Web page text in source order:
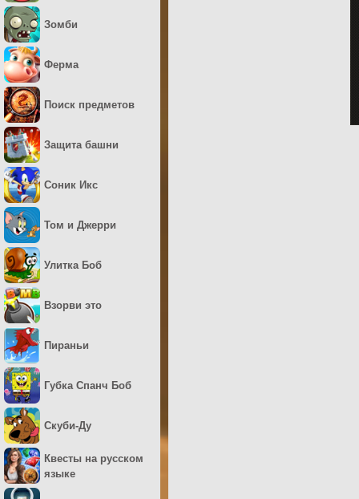
Зомби
Ферма
Поиск предметов
Защита башни
Соник Икс
Том и Джерри
Улитка Боб
Взорви это
Пираньи
Губка Спанч Боб
Скуби-Ду
Квесты на русском
языке